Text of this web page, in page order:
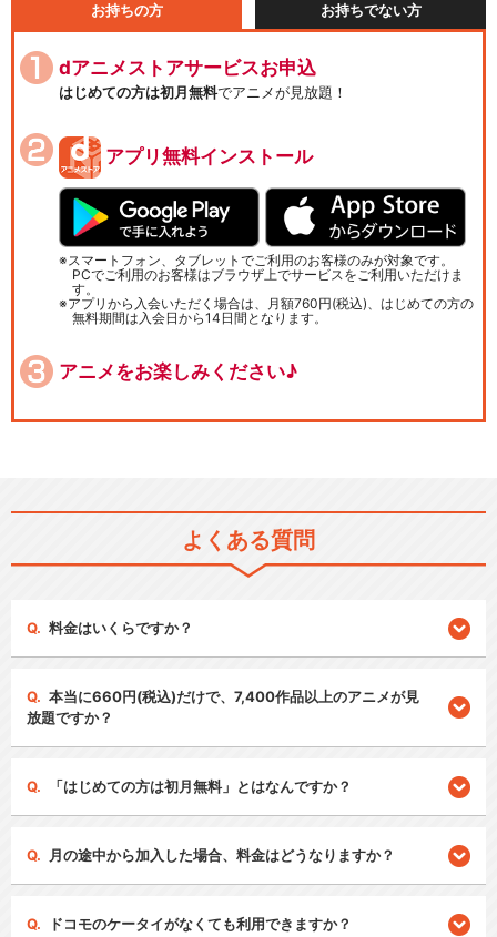
お持ちの方
お持ちでない方
dアニメストアサービスお申込
はじめての方は初月無料でアニメが見放題！
アプリ無料インストール
スマートフォン、タブレットでご利用のお客様のみが対象です。
PCでご利用のお客様はブラウザ上でサービスをご利用いただけま
す。
アプリから入会いただく場合は、月額760円(税込)、はじめての方の
無料期間は入会日から14日間となります。
アニメをお楽しみください♪
よくある質問
料金はいくらですか？
本当に660円(税込)だけで、7,400作品以上のアニメが見
放題ですか？
「はじめての方は初月無料」とはなんですか？
月の途中から加入した場合、料金はどうなりますか？
ドコモのケータイがなくても利用できますか？